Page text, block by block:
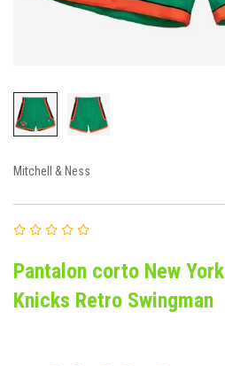
Mitchell & Ness
Pantalon corto New York
Knicks Retro Swingman